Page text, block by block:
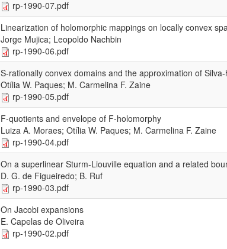
rp-1990-07.pdf
Linearization of holomorphic mappings on locally convex
Jorge Mujica; Leopoldo Nachbin
rp-1990-06.pdf
S-rationally convex domains and the approximation of
Otília W. Paques; M. Carmelina F. Zaine
rp-1990-05.pdf
F-quotients and envelope of F-holomorphy
Luiza A. Moraes; Otília W. Paques; M. Carmelina F. Zaine
rp-1990-04.pdf
On a superlinear Sturm-Liouville equation and a related
D. G. de Figueiredo; B. Ruf
rp-1990-03.pdf
On Jacobi expansions
E. Capelas de Oliveira
rp-1990-02.pdf